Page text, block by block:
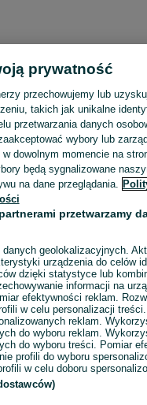
wyszukiwania
prywatność
przechowujemy lub
takich jak unikalne
przetwarzania danych
wybory lub
dowolnym momencie na
będą sygnalizowane
na dane przeglądania.
przetwarzamy
danych geolokalizacyjnych.
urządzenia do celów
dzięki statystyce lub
informacji na
efektywności reklam.
w celu personalizacji
reklam.
do wyboru reklam.
do wyboru treści. Pomiar
profili do wyboru
w celu doboru